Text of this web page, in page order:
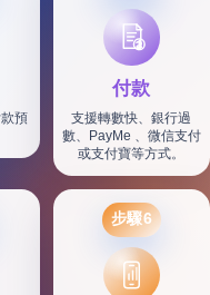
預
付款
支援轉數快、銀行過
數、PayMe 、微信支付
或支付寶等方式。
步驟6